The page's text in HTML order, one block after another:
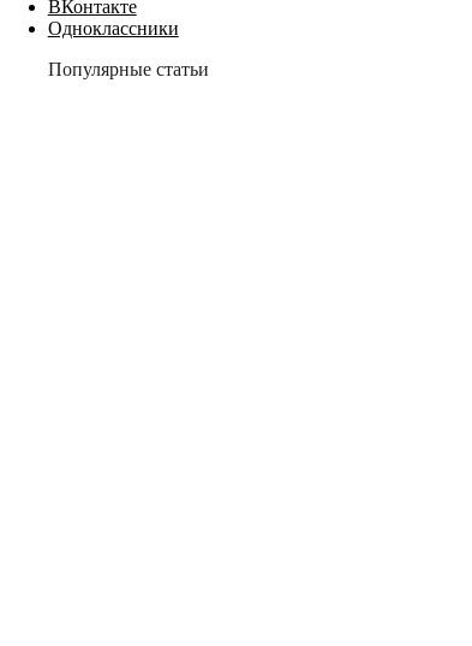
ВКонтакте
Одноклассники
Популярные статьи